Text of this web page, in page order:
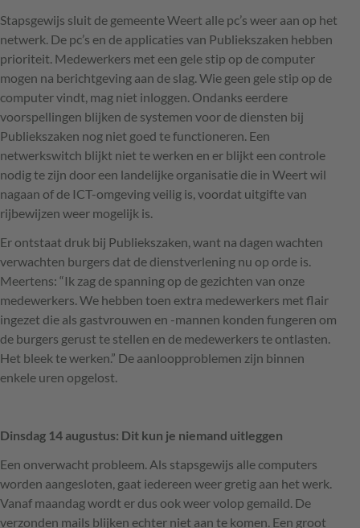
Stapsgewijs sluit de gemeente Weert alle pc’s weer aan op het
netwerk. De pc’s en de applicaties van Publiekszaken hebben
prioriteit. Medewerkers met een gele stip op de computer
mogen na berichtgeving aan de slag. Wie geen gele stip op de
computer vindt, mag niet inloggen. Ondanks eerdere
voorspellingen blijken de systemen voor de diensten bij
Publiekszaken nog niet goed te functioneren. Een
netwerkswitch blijkt niet te werken en er blijkt een controle
nodig te zijn door een landelijke organisatie die in Weert wil
nagaan of de ICT-omgeving veilig is, voordat uitgifte van
rijbewijzen weer mogelijk is.
Er ontstaat druk bij Publiekszaken, want na dagen wachten
verwachten burgers dat de dienstverlening nu op orde is.
Meertens: “Ik zag de spanning op de gezichten van onze
medewerkers. We hebben toen extra medewerkers met flair
ingezet die als gastvrouwen en -mannen konden fungeren om
de burgers gerust te stellen en de medewerkers te ontlasten.
Het bleek te werken.” De aanloopproblemen zijn binnen
enkele uren opgelost.
Dinsdag 14 augustus: Dit kun je niemand uitleggen
Een onverwacht probleem. Als stapsgewijs alle computers
worden aangesloten, gaat iedereen weer gretig aan het werk.
Vanaf maandag wordt er dus ook weer volop gemaild. De
verzonden mails blijken echter niet aan te komen. Een groot